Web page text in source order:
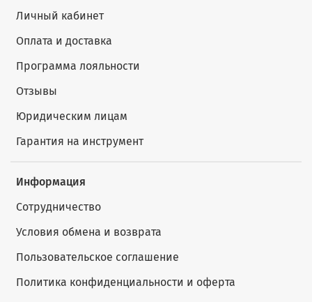
Личный кабинет
Оплата и доставка
Программа лояльности
Отзывы
Юридическим лицам
Гарантия на инструмент
Информация
Сотрудничество
Условия обмена и возврата
Пользовательское соглашение
Политика конфиденциальности и оферта